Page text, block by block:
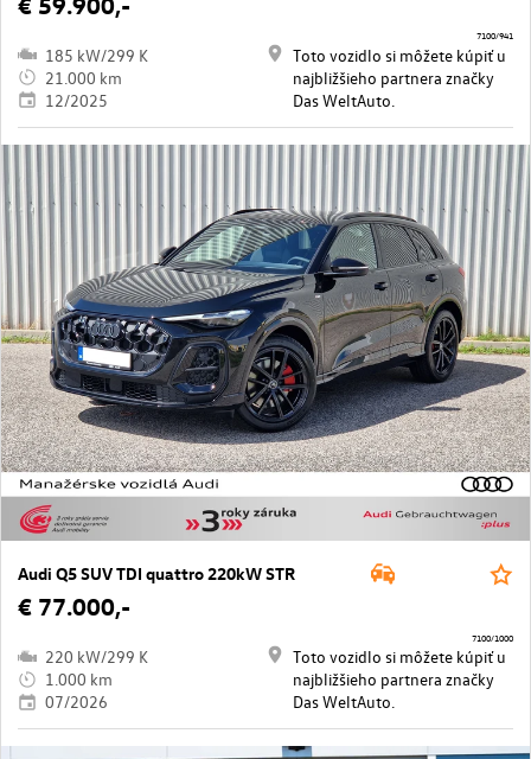
185 kW/299 K
21.000 km
12/2025
Toto vozidlo si môžete kúpiť u
najbližšieho partnera značky
Das WeltAuto.
7100/941
Audi Q5 SUV TDI quattro 220kW STR
€ 77.000,-
220 kW/299 K
1.000 km
07/2026
Toto vozidlo si môžete kúpiť u
najbližšieho partnera značky
Das WeltAuto.
7100/1000